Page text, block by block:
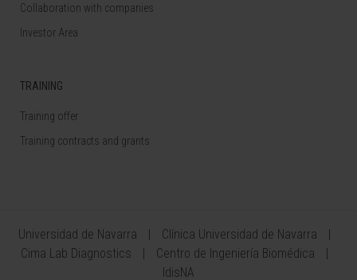
Collaboration with companies
Investor Area
TRAINING
Training offer
Training contracts and grants
Universidad de Navarra
Clínica Universidad de Navarra
Cima Lab Diagnostics
Centro de Ingeniería Biomédica
IdisNA